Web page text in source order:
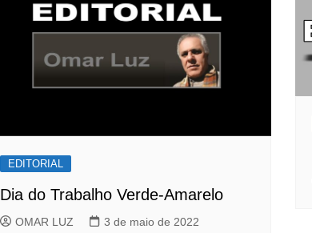
EDITORIAL
Dia do Trabalho Verde-Amarelo
OMAR LUZ 3 de maio de 2022